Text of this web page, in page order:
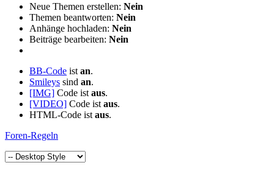
Neue Themen erstellen: Nein
Themen beantworten: Nein
Anhänge hochladen: Nein
Beiträge bearbeiten: Nein
BB-Code ist an.
Smileys sind an.
[IMG] Code ist aus.
[VIDEO] Code ist aus.
HTML-Code ist aus.
Foren-Regeln